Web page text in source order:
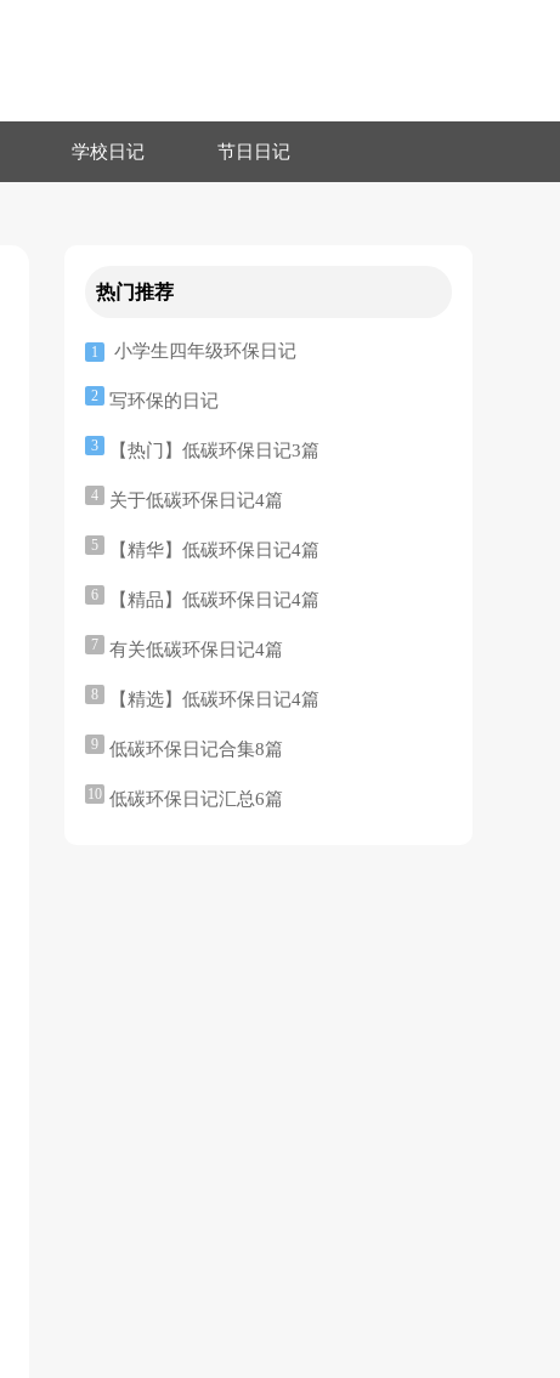
学校日记 节日日记
热门推荐
1 小学生四年级环保日记
2 写环保的日记
3 【热门】低碳环保日记3篇
4 关于低碳环保日记4篇
5 【精华】低碳环保日记4篇
6 【精品】低碳环保日记4篇
7 有关低碳环保日记4篇
8 【精选】低碳环保日记4篇
9 低碳环保日记合集8篇
10 低碳环保日记汇总6篇